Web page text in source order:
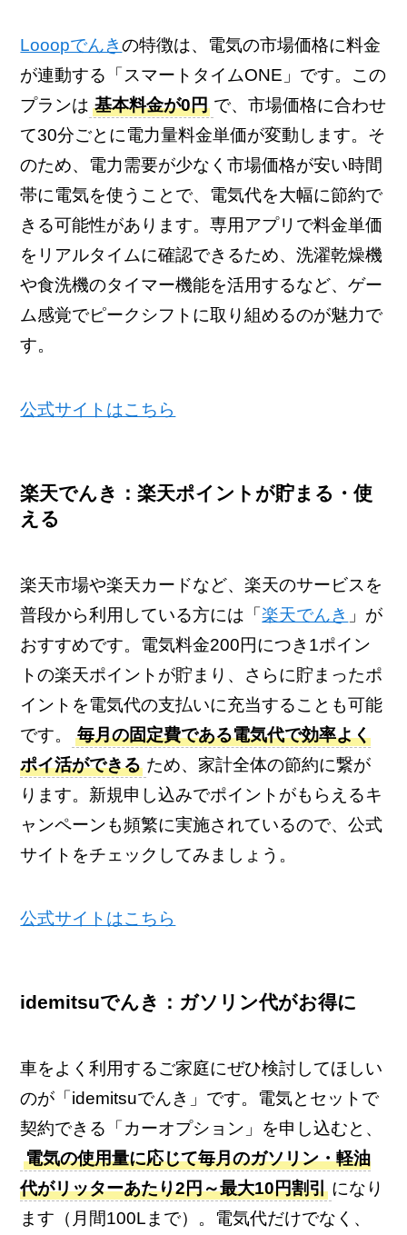
Looopでんきの特徴は、電気の市場価格に料金
が連動する「スマートタイムONE」です。この
プランは 基本料金が0円 で、市場価格に合わせ
て30分ごとに電力量料金単価が変動します。そ
のため、電力需要が少なく市場価格が安い時間
帯に電気を使うことで、電気代を大幅に節約で
きる可能性があります。専用アプリで料金単価
をリアルタイムに確認できるため、洗濯乾燥機
や食洗機のタイマー機能を活用するなど、ゲー
ム感覚でピークシフトに取り組めるのが魅力で
す。
公式サイトはこちら
楽天でんき：楽天ポイントが貯まる・使
える
楽天市場や楽天カードなど、楽天のサービスを
普段から利用している方には「楽天でんき 」が
おすすめです。電気料金200円につき1ポイン
トの楽天ポイントが貯まり、さらに貯まったポ
イントを電気代の支払いに充当することも可能
です。
毎月の固定費である電気代で効率よく
ポイ活ができる ため、家計全体の節約に繋が
ります。新規申し込みでポイントがもらえるキ
ャンペーンも頻繁に実施されているので、公式
サイトをチェックしてみましょう。
公式サイトはこちら
idemitsuでんき：ガソリン代がお得に
車をよく利用するご家庭にぜひ検討してほしい
のが「idemitsuでんき」です。電気とセットで
契約できる「カーオプション」を申し込むと、
電気の使用量に応じて毎月のガソリン・軽油
代がリッターあたり2円～最大10円割引 になり
ます（月間100Lまで）。電気代だけでなく、